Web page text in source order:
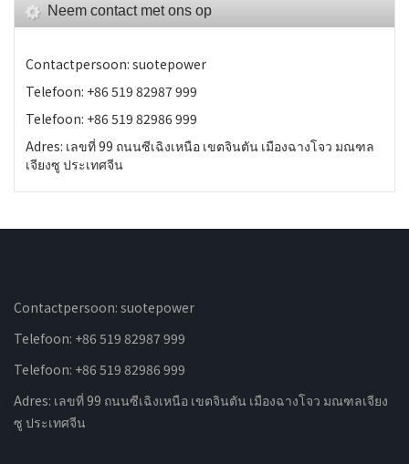
Neem contact met ons op
Contactpersoon: suotepower
Telefoon: +86 519 82987 999
Telefoon: +86 519 82986 999
Adres: เลขที่ 99 ถนนซีเฉิงเหนือ เขตจินตัน เมืองฉางโจว มณฑล
เจียงซู ประเทศจีน
Contactpersoon: suotepower
Telefoon: +86 519 82987 999
Telefoon: +86 519 82986 999
Adres: เลขที่ 99 ถนนซีเฉิงเหนือ เขตจินตัน เมืองฉางโจว มณฑลเจียง
ซู ประเทศจีน